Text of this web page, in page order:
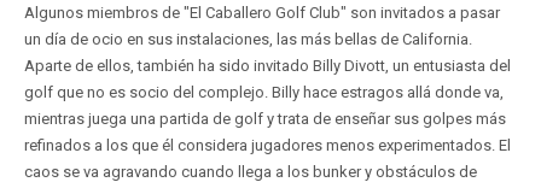
Algunos miembros de "El Caballero Golf Club" son invitados a pasar
un día de ocio en sus instalaciones, las más bellas de California.
Aparte de ellos, también ha sido invitado Billy Divott, un entusiasta del
golf que no es socio del complejo. Billy hace estragos allá donde va,
mientras juega una partida de golf y trata de enseñar sus golpes más
refinados a los que él considera jugadores menos experimentados. El
caos se va agravando cuando llega a los bunker y obstáculos de